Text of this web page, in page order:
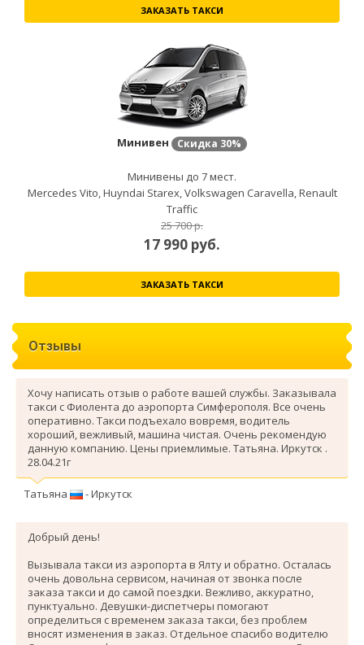
ЗАКАЗАТЬ ТАКСИ
Минивен Скидка 30%
Минивены до 7 мест.
Mercedes Vito, Huyndai Starex, Volkswagen Caravella, Renault
Traffic
25 700 р.
17 990 руб.
ЗАКАЗАТЬ ТАКСИ
Отзывы
Хочу написать отзыв о работе вашей службы. Заказывала
такси с Фиолента до аэропорта Симферополя. Все очень
оперативно. Такси подъехало вовремя, водитель
хороший, вежливый, машина чистая. Очень рекомендую
данную компанию. Цены приемлимые. Татьяна. Иркутск .
28.04.21г
Татьяна - Иркутск
Добрый день!
Вызывала такси из аэропорта в Ялту и обратно. Осталась
очень довольна сервисом, начиная от звонка после
заказа такси и до самой поездки. Вежливо, аккуратно,
пунктуально. Девушки-диспетчеры помогают
определиться с временем заказа такси, без проблем
вносят изменения в заказ. Отдельное спасибо водителю